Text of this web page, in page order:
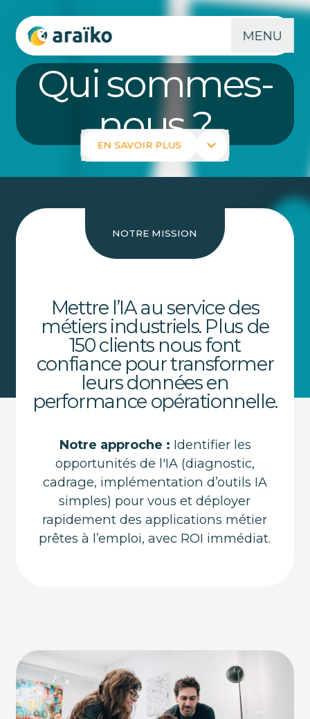
MENU
Qui sommes-
nous ?
EN SAVOIR PLUS
NOTRE MISSION
Mettre l’IA au service des
métiers industriels. Plus de
150 clients nous font
confiance pour transformer
leurs données en
performance opérationnelle.
Notre approche : Identifier les
opportunités de l'IA (diagnostic,
cadrage, implémentation d’outils IA
simples) pour vous et déployer
rapidement des applications métier
prêtes à l’emploi, avec ROI immédiat.